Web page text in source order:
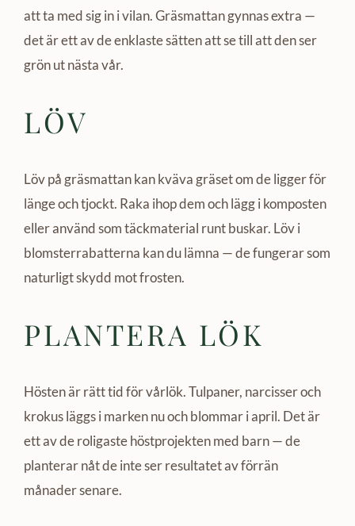
att ta med sig in i vilan. Gräsmattan gynnas extra —
det är ett av de enklaste sätten att se till att den ser
grön ut nästa vår.
LÖV
Löv på gräsmattan kan kväva gräset om de ligger för
länge och tjockt. Raka ihop dem och lägg i komposten
eller använd som täckmaterial runt buskar. Löv i
blomsterrabatterna kan du lämna — de fungerar som
naturligt skydd mot frosten.
PLANTERA LÖK
Hösten är rätt tid för vårlök. Tulpaner, narcisser och
krokus läggs i marken nu och blommar i april. Det är
ett av de roligaste höstprojekten med barn — de
planterar nåt de inte ser resultatet av förrän
månader senare.